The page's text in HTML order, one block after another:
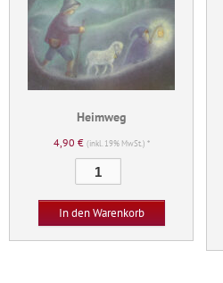
Heimweg
4,90 € (inkl. 19% MwSt.) *
Menge
In den Warenkorb